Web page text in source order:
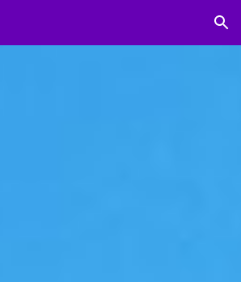
Skip to navigation